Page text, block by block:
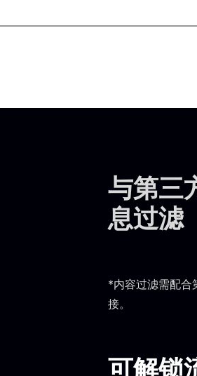
与第三
息过滤
*内容过滤需配合
接。
可解锁